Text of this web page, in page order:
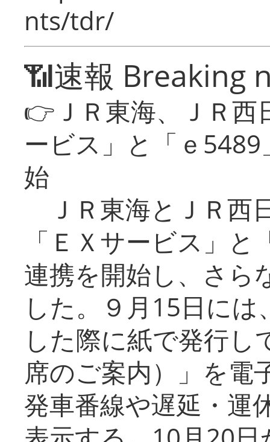
nts/tdr/
📶速報 Breaking
👉ＪＲ東海、ＪＲ
ービス」と「ｅ
始
ＪＲ東海とＪＲ西
「ＥＸサービス」
連携を開始し、さら
した。９月15日に
した際に紙で発行し
席のご案内）」を電
発車番線や遅延・運